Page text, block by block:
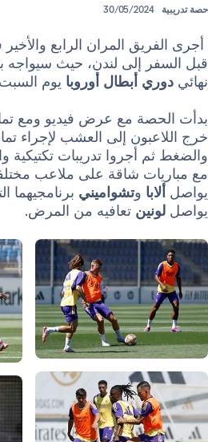
30/05/
المران الرابع والأخير في
إلى لندن، حيث سيواجه بوروسيا
أبطال أوروبايوم السبت (الساعة 21:00).
مع عرض فيديو ومع تمارين
إلى العشب لإجراء تمارين
تدريبات تكتيكية
شاقة على ملاعب مختلفة الأبعاد.
وتشوامينيبرنامجيهما التأهيليين
تعافيه من المرض.
صورة: Real Madrid